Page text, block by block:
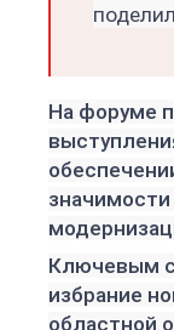
На форуме
Ключевым
избрание
областной